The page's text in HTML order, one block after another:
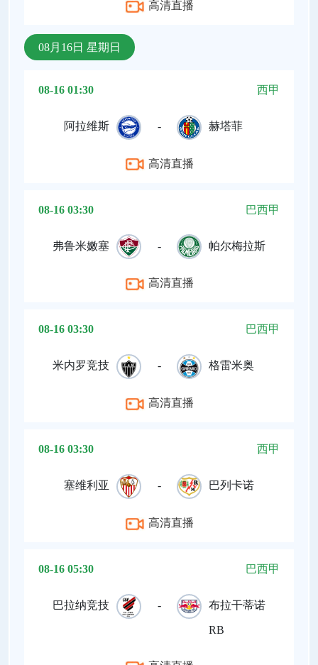
高清直播
08月16日 星期日
08-16 01:30 西甲
阿拉维斯 - 赫塔菲
高清直播
08-16 03:30 巴西甲
弗鲁米嫩塞 - 帕尔梅拉斯
高清直播
08-16 03:30 巴西甲
米内罗竞技 - 格雷米奥
高清直播
08-16 03:30 西甲
塞维利亚 - 巴列卡诺
高清直播
08-16 05:30 巴西甲
巴拉纳竞技 - 布拉干蒂诺
RB